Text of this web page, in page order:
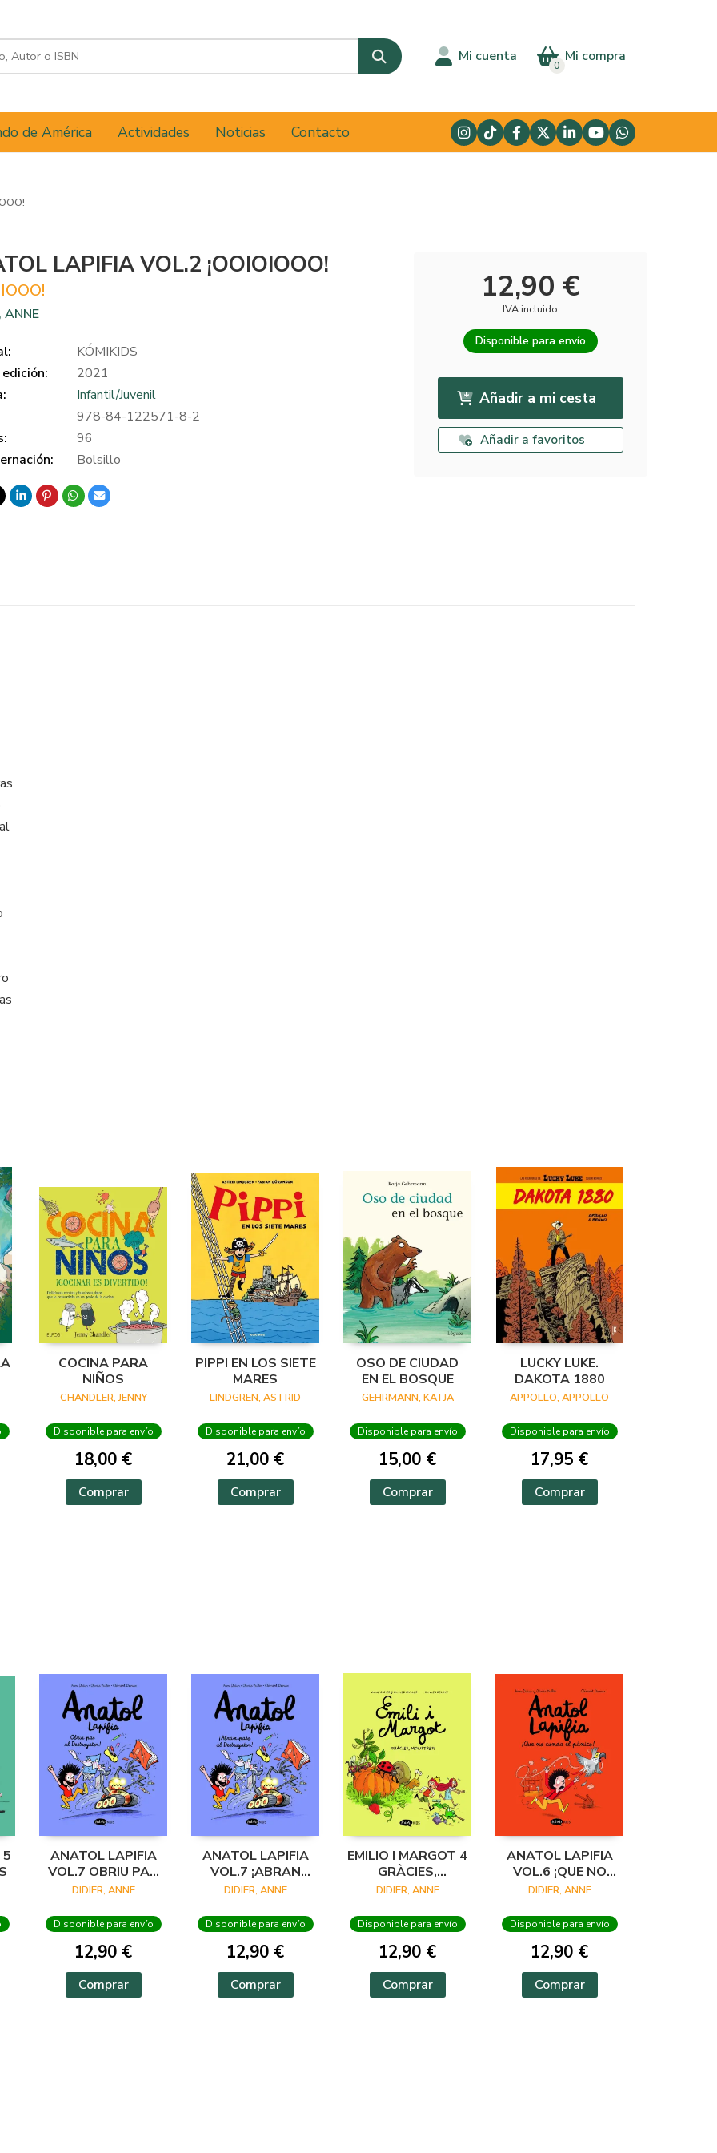
Mi cuenta Mi compra
0
de América Actividades Noticias Contacto
LAPIFIA VOL.2 ¡OOIOIOOO!
ANNE
KÓMIKIDS
2021
Infantil/Juvenil
978-84-122571-8-2
96
Bolsillo
12,90 €
IVA incluido
Disponible para envío
Añadir a mi cesta
Añadir a favoritos
COCINA PARA
NIÑOS
CHANDLER, JENNY
Disponible para envío
18,00 €
Comprar
PIPPI EN LOS SIETE
MARES
LINDGREN, ASTRID
Disponible para envío
21,00 €
Comprar
OSO DE CIUDAD
EN EL BOSQUE
GEHRMANN, KATJA
Disponible para envío
15,00 €
Comprar
LUCKY LUKE.
DAKOTA 1880
APPOLLO, APPOLLO
Disponible para envío
17,95 €
Comprar
5
ANATOL LAPIFIA
VOL.7 OBRIU PAS
AL DESTROYATOR!
DIDIER, ANNE
Disponible para envío
12,90 €
Comprar
ANATOL LAPIFIA
VOL.7 ¡ABRAN
PASO AL
DIDIER, ANNE
Disponible para envío
12,90 €
Comprar
EMILIO I MARGOT 4
GRÀCIES,
MONSTRES!
DIDIER, ANNE
Disponible para envío
12,90 €
Comprar
ANATOL LAPIFIA
VOL.6 ¡QUE NO
CUNDA EL PÁNICO!
DIDIER, ANNE
Disponible para envío
12,90 €
Comprar